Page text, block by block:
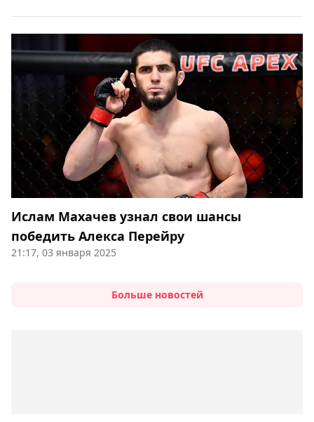
Ислам Махачев узнал свои шансы
победить Алекса Перейру
21:17, 03 января 2025
Больше новостей